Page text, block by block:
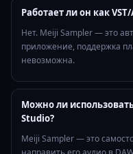
Работает ли он как
Нет. Meiji Sampler — это
приложение, поддержка
невозможна.
Можно ли
Studio?
Meiji Sampler — это